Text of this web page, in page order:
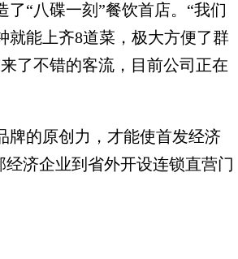
“八碟一刻”餐饮首店。“我们
就能上齐8道菜，极大方便了群
了不错的客流，目前公司正在
的原创力，才能使首发经济
经济企业到省外开设连锁直营门